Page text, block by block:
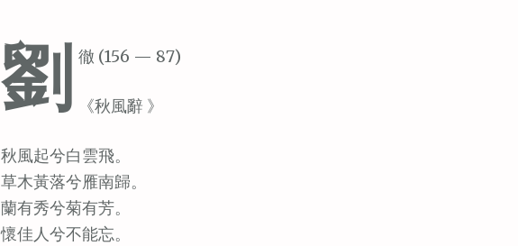
劉 徹 (156 — 87)
《秋風辭 》
秋風起兮白雲飛。
草木黃落兮雁南歸。
蘭有秀兮菊有芳。
懷佳人兮不能忘。